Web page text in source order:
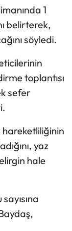
1
belirterek,
söyledi.
toplantısı
sefer
yaz
hale